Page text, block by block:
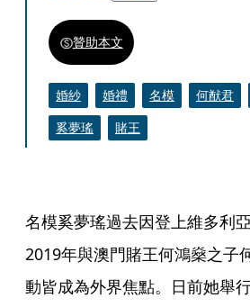
贊助本文
婚紗 婚禮 名模 何猷君
奚夢瑤
賭王
名模奚夢瑤過去因登上維多利
2019年與澳門賭王何鴻燊之子
動皆成為外界焦點。日前她舉